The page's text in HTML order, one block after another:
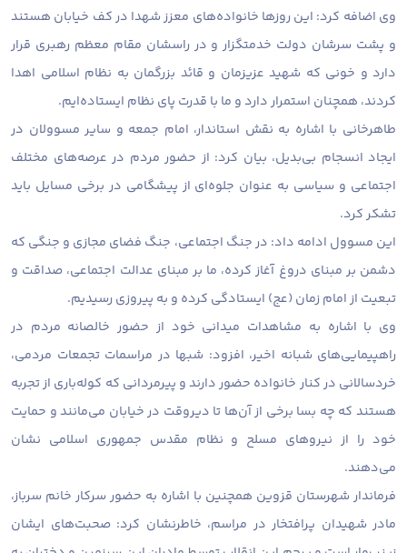
وی اضافه کرد: این روزها خانواده‌های معزز شهدا در کف خیابان هستند
و پشت سرشان دولت خدمتگزار و در راسشان مقام معظم رهبری قرار
دارد و خونی که شهید عزیزمان و قائد بزرگمان به نظام اسلامی اهدا
کردند، همچنان استمرار دارد و ما با قدرت پای نظام ایستاده‌ایم.
طاهرخانی با اشاره به نقش استاندار، امام جمعه و سایر مسوولان در
ایجاد انسجام بی‌بدیل، بیان کرد: از حضور مردم در عرصه‌های مختلف
اجتماعی و سیاسی به‌ عنوان جلوه‌ای از پیشگامی در برخی مسایل باید
تشکر کرد.
این مسوول ادامه داد: در جنگ اجتماعی، جنگ فضای مجازی و جنگی که
دشمن بر مبنای دروغ آغاز کرده، ما بر مبنای عدالت اجتماعی، صداقت و
تبعیت از امام زمان (عج) ایستادگی کرده و به پیروزی رسیدیم.
وی با اشاره به مشاهدات میدانی خود از حضور خالصانه مردم در
راهپیمایی‌های شبانه اخیر، افزود:‌ شبها در مراسمات تجمعات مردمی،
خردسالانی در کنار خانواده حضور دارند و پیرمردانی که کوله‌باری از تجربه
هستند که چه بسا برخی از آن‌ها تا دیروقت در خیابان می‌مانند و حمایت
خود را از نیروهای مسلح و نظام مقدس جمهوری اسلامی نشان
می‌دهند.
فرماندار شهرستان قزوین همچنین با اشاره به حضور سرکار خانم سرباز،
مادر شهیدان پرافتخار در مراسم، خاطرنشان کرد: صحبت‌های ایشان